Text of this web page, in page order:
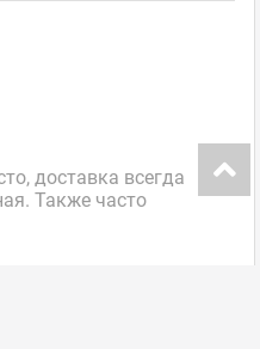
доставка всегда
Также часто